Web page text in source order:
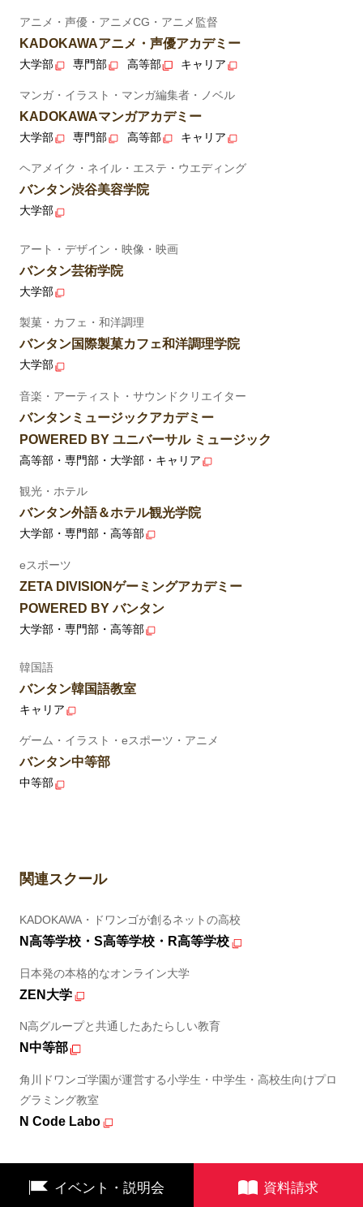
イベント・説明会 資料請求
アニメ・声優・アニメCG・アニメ監督
KADOKAWAアニメ・声優アカデミー
大学部 専門部 高等部 キャリア
マンガ・イラスト・マンガ編集者・ノベル
KADOKAWAマンガアカデミー
大学部 専門部 高等部 キャリア
ヘアメイク・ネイル・エステ・ウエディング
バンタン渋谷美容学院
大学部
アート・デザイン・映像・映画
バンタン芸術学院
大学部
製菓・カフェ・和洋調理
バンタン国際製菓カフェ和洋調理学院
大学部
音楽・アーティスト・サウンドクリエイター
バンタンミュージックアカデミー
POWERED BY ユニバーサル ミュージック
高等部・専門部・大学部・キャリア
観光・ホテル
バンタン外語＆ホテル観光学院
大学部・専門部・高等部
eスポーツ
ZETA DIVISIONゲーミングアカデミー
POWERED BY バンタン
大学部・専門部・高等部
韓国語
バンタン韓国語教室
キャリア
ゲーム・イラスト・eスポーツ・アニメ
バンタン中等部
中等部
関連スクール
KADOKAWA・ドワンゴが創るネットの高校
N高等学校・S高等学校・R高等学校
日本発の本格的なオンライン大学
ZEN大学
N高グループと共通したあたらしい教育
N中等部
角川ドワンゴ学園が運営する小学生・中学生・高校生向けプロ
グラミング教室
N Code Labo